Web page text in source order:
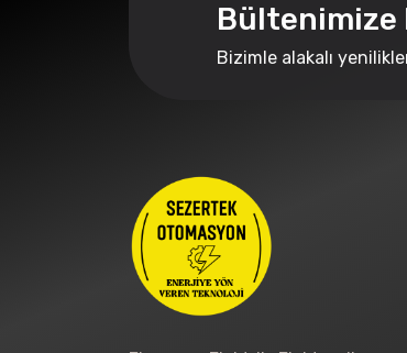
Bültenimize
Bizimle alakalı